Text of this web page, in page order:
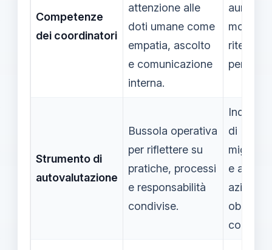
Competenze
dei coordinatori
attenzione alle
doti umane come
empatia, ascolto
e comunicazione
interna.
aumenta
Strumento di
autovalutazione
Bussola operativa
per riflettere su
pratiche, processi
e responsabilità
condivise.
di
e allinea
azioni a
obiettivi
comuni.